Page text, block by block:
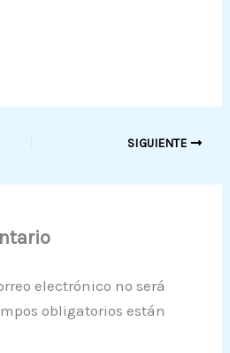
SIGUIENTE
electrónico no será
obligatorios están